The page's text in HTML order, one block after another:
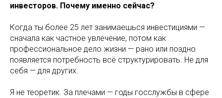
инвесторов. Почему именно сейчас?
Когда ты более 25 лет занимаешься инвестициями —
сначала как частное увлечение, потом как
профессиональное дело жизни — рано или поздно
появляется потребность всё структурировать. Не для
себя — для других.
Я не теоретик. За плечами — годы госслужбы в сфере